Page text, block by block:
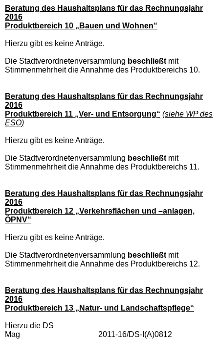
Beratung des Haushaltsplans für das Rechnungsjahr
2016
Produktbereich 10 „Bauen und Wohnen“
Hierzu gibt es keine Anträge.
Die Stadtverordnetenversammlung beschließt mit
Stimmenmehrheit die Annahme des Produktbereichs 10.
Beratung des Haushaltsplans für das Rechnungsjahr
2016
Produktbereich 11 „Ver- und Entsorgung“ (siehe WP des
ESO)
Hierzu gibt es keine Anträge.
Die Stadtverordnetenversammlung beschließt mit
Stimmenmehrheit die Annahme des Produktbereichs 11.
Beratung des Haushaltsplans für das Rechnungsjahr
2016
Produktbereich 12 „Verkehrsflächen und –anlagen,
ÖPNV“
Hierzu gibt es keine Anträge.
Die Stadtverordnetenversammlung beschließt mit
Stimmenmehrheit die Annahme des Produktbereichs 12.
Beratung des Haushaltsplans für das Rechnungsjahr
2016
Produktbereich 13 „Natur- und Landschaftspflege“
Hierzu die DS
Mag 2011-16/DS-I(A)0812